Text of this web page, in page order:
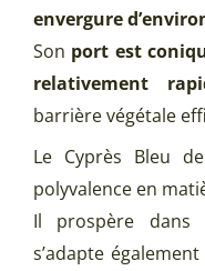
envergure
Son port est
relativement
barrière végétale
Le Cyprès Bleu
polyvalence en
Il prospère dans
s’adapte